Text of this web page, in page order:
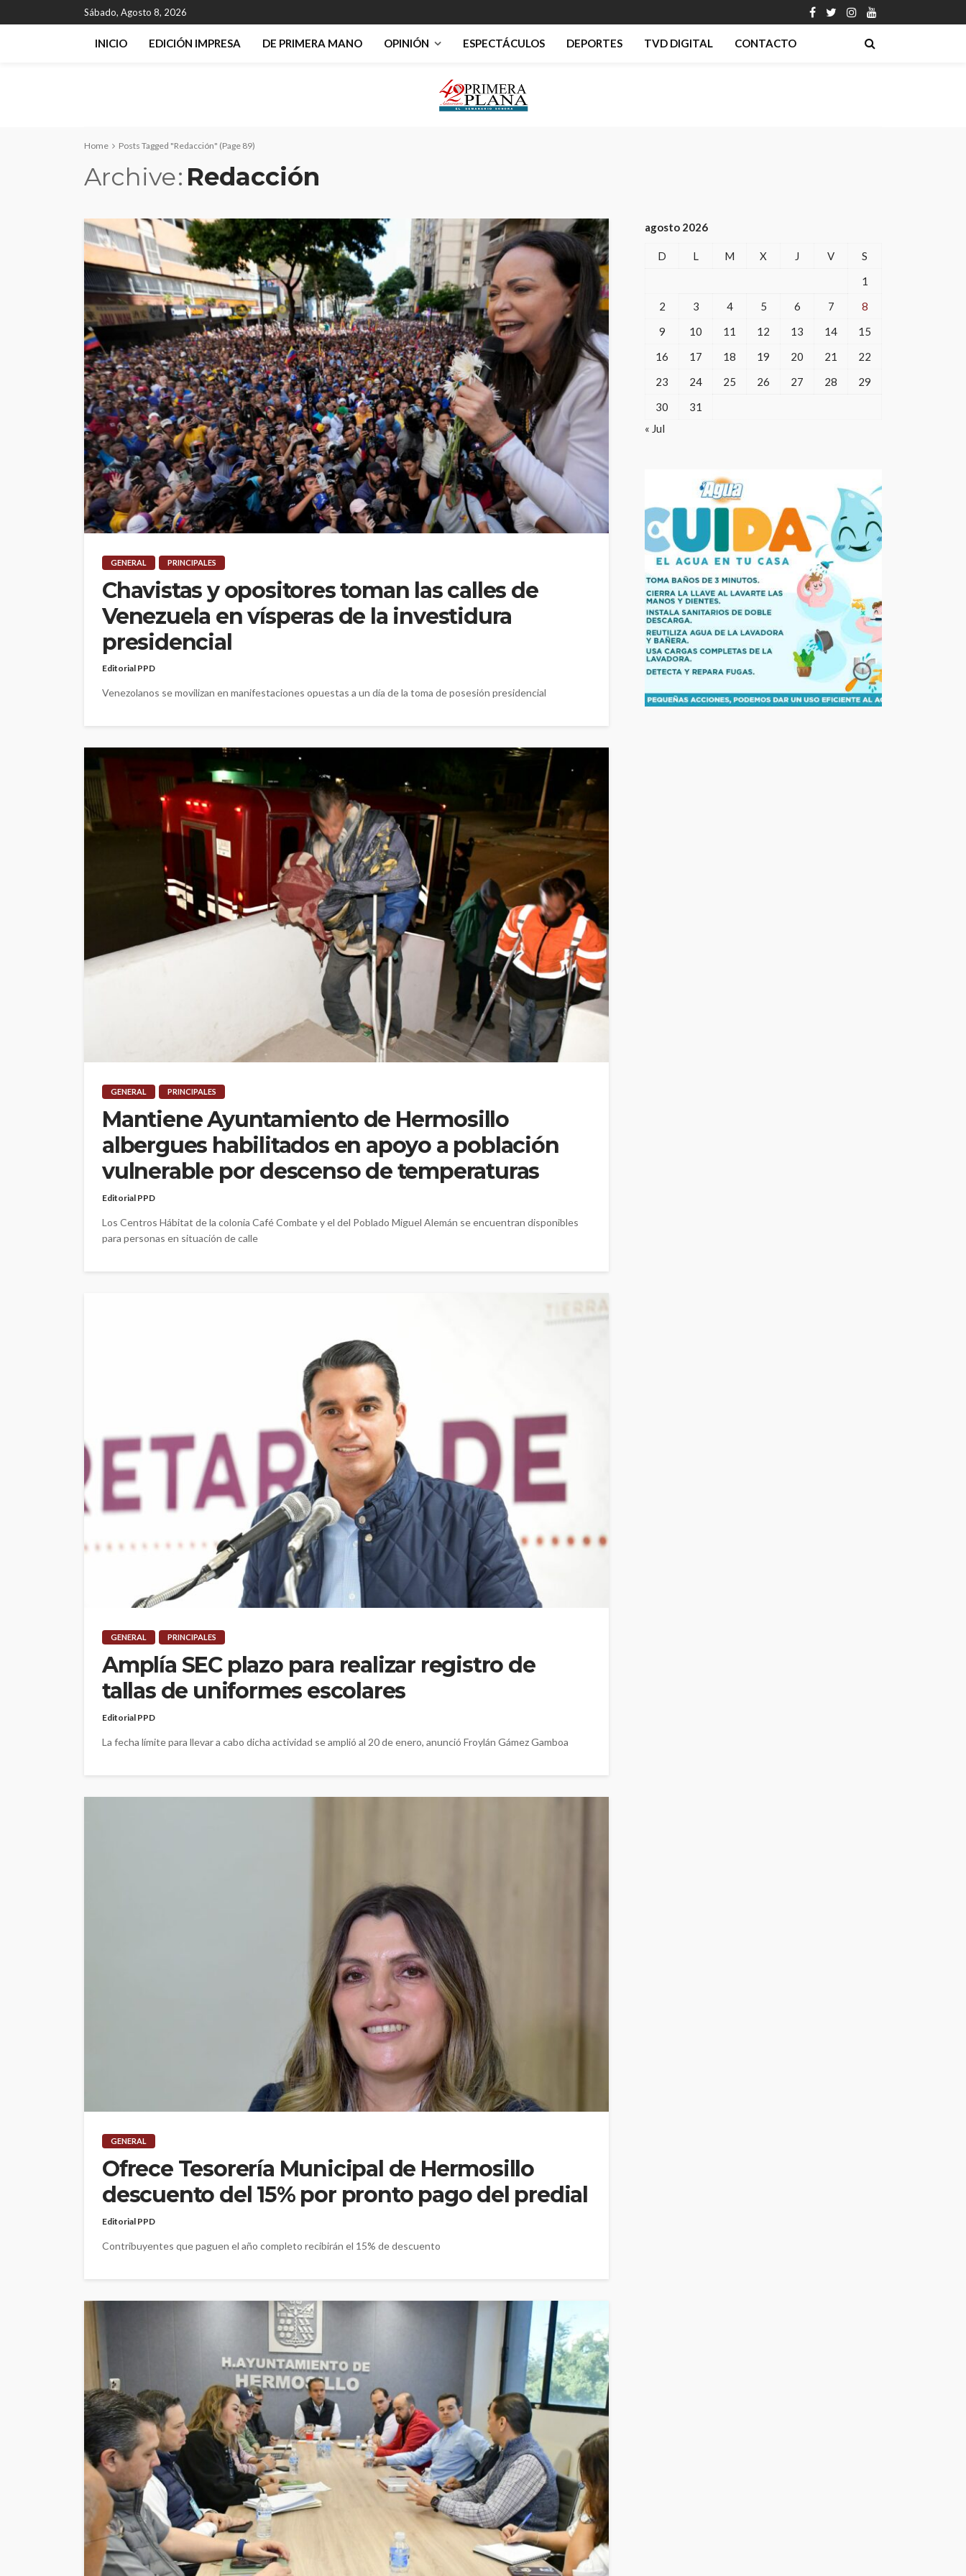
Sábado, Agosto 8, 2026
INICIO EDICIÓN IMPRESA DE PRIMERA MANO OPINIÓN ESPECTÁCULOS DEPORTES TVD DIGITAL CONTACTO
Home Posts Tagged "Redacción" (Page 89)
Archive Redacción
GENERAL PRINCIPALES
Chavistas y opositores toman las calles de
Venezuela en vísperas de la investidura
presidencial
Editorial PPD
Venezolanos se movilizan en manifestaciones opuestas a un día de la toma de posesión presidencial
GENERAL PRINCIPALES
Mantiene Ayuntamiento de Hermosillo
albergues habilitados en apoyo a población
vulnerable por descenso de temperaturas
Editorial PPD
Los Centros Hábitat de la colonia Café Combate y el del Poblado Miguel Alemán se encuentran disponibles
para personas en situación de calle
GENERAL PRINCIPALES
Amplía SEC plazo para realizar registro de
tallas de uniformes escolares
Editorial PPD
La fecha límite para llevar a cabo dicha actividad se amplió al 20 de enero, anunció Froylán Gámez Gamboa
GENERAL
Ofrece Tesorería Municipal de Hermosillo
descuento del 15% por pronto pago del predial
Editorial PPD
Contribuyentes que paguen el año completo recibirán el 15% de descuento
agosto 2026
D L M X J V
S
1
2
3 4 5 6 7
8
9
10 11 12 13 14
15
16
17 18 19 20 21
22
23
24 25 26 27 28
29
30
31
« Jul